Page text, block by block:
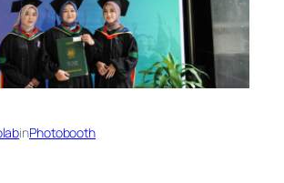
inPhotobooth